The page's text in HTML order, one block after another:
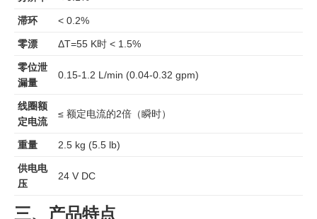
滞环 < 0.2%
零漂 ΔT=55 K时 < 1.5%
零位泄
漏量
0.15-1.2 L/min (0.04-0.32 gpm)
线圈额
定电流
≤ 额定电流的2倍（瞬时）
重量 2.5 kg (5.5 lb)
供电电
压
24 V DC
三、产品特点